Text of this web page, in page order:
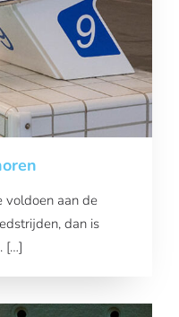
voldoen aan de
dan is
[…]